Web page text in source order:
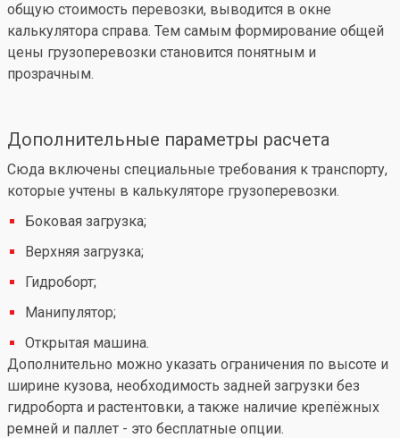
общую стоимость перевозки, выводится в окне
калькулятора справа. Тем самым формирование общей
цены грузоперевозки становится понятным и
прозрачным.
Дополнительные параметры расчета
Сюда включены специальные требования к транспорту,
которые учтены в калькуляторе грузоперевозки.
Боковая загрузка;
Верхняя загрузка;
Гидроборт;
Манипулятор;
Открытая машина.
Дополнительно можно указать ограничения по высоте и
ширине кузова, необходимость задней загрузки без
гидроборта и растентовки, а также наличие крепёжных
ремней и паллет - это бесплатные опции.